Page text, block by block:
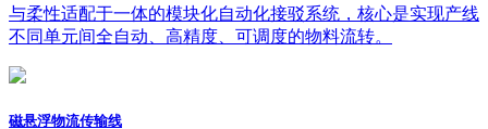
与柔性适配于一体的模块化自动化接驳系统，核心是实现产线
不同单元间全自动、高精度、可调度的物料流转。
磁悬浮物流传输线